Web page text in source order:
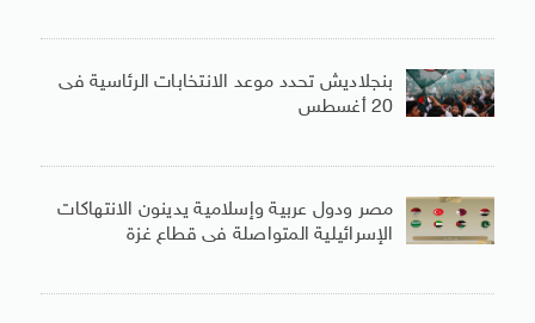
بنجلاديش تحدد موعد الانتخابات الرئاسية فى
20 أغسطس
مصر ودول عربية وإسلامية يدينون الانتهاكات
الإسرائيلية المتواصلة فى قطاع غزة